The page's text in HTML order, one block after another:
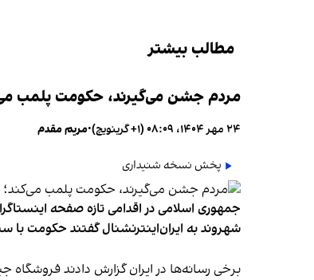
مطالب بیشتر
مردم جشن می‌گیرند، حکومت پلمب
۲۴ مهر ۱۴۰۴، ۰۸:۰۹ (‎+۱ گرینویچ) •مریم مقدم
پخش نسخه شنیداری
جمهوری اسلامی در اقدامی تازه صفحه
شهروند به ایران‌اینترنشنال گفتند حکومت